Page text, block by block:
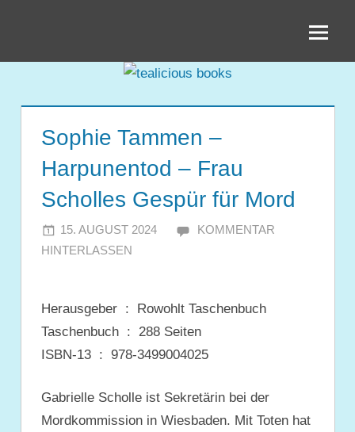
books
Sophie Tammen –
Harpunentod – Frau
Scholles Gespür für Mord
15. AUGUST 2024 JULIA
KOMMENTAR
HINTERLASSEN
Herausgeber ‏ : ‎ Rowohlt Taschenbuch
Taschenbuch ‏ : ‎ 288 Seiten
ISBN-13 ‏ : ‎ 978-3499004025
Gabrielle Scholle ist Sekretärin bei der
Mordkommission in Wiesbaden. Mit Toten hat